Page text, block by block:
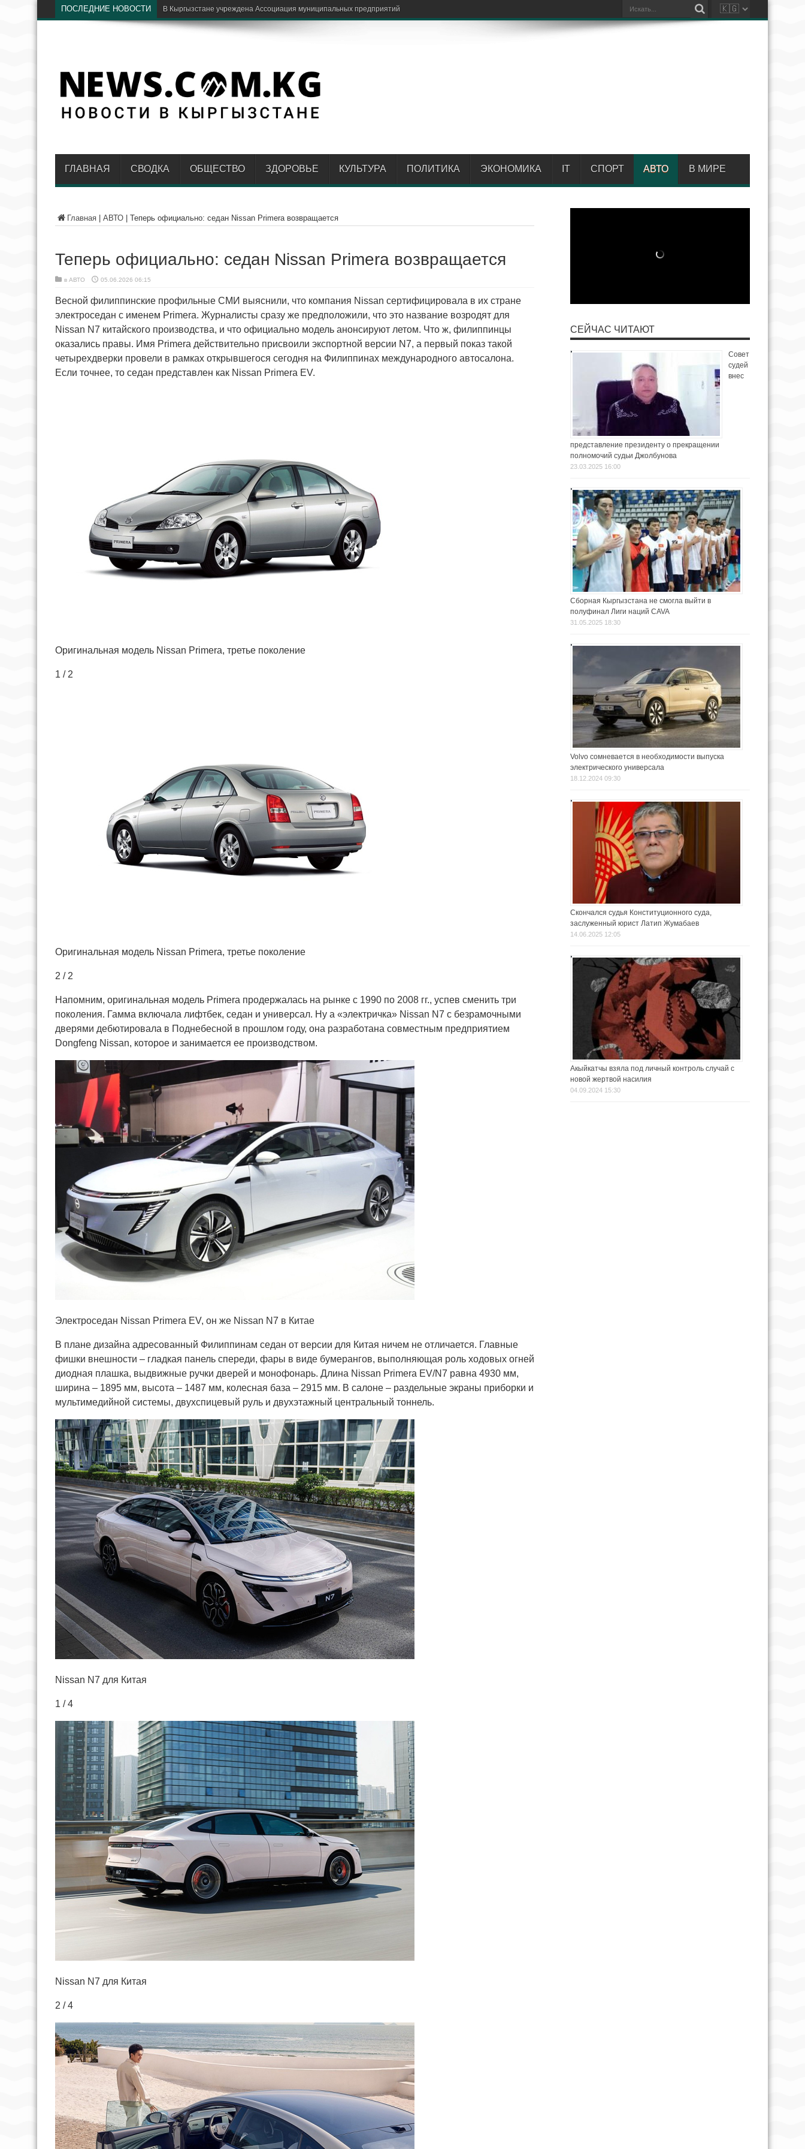
ПОСЛЕДНИЕ НОВОСТИ Бишкекские хирурги спасли годовалого ре
ГЛАВНАЯ СВОДКА ОБЩЕСТВО ЗДОРОВЬЕ КУЛЬТУРА ПОЛИТИКА ЭКОНОМИКА IT СПОРТ АВТО В МИРЕ
Главная АВТО Теперь официально: седан Nissan Primera возвращается
Теперь официально: седан Nissan Primera возвращается
в АВТО 05.06.2026 06:15
Весной филиппинские профильные СМИ выяснили, что компания Nissan сертифицировала в их стране
электроседан с именем Primera. Журналисты сразу же предположили, что это название возродят для
Nissan N7 китайского производства, и что официально модель анонсируют летом. Что ж, филиппинцы
оказались правы. Имя Primera действительно присвоили экспортной версии N7, а первый показ такой
четырехдверки провели в рамках открывшегося сегодня на Филиппинах международного автосалона.
Если точнее, то седан представлен как Nissan Primera EV.
Оригинальная модель Nissan Primera, третье поколение
1 / 2
Оригинальная модель Nissan Primera, третье поколение
2 / 2
Напомним, оригинальная модель Primera продержалась на рынке с 1990 по 2008 гг., успев сменить три
поколения. Гамма включала лифтбек, седан и универсал. Ну а «электричка» Nissan N7 с безрамочными
дверями дебютировала в Поднебесной в прошлом году, она разработана совместным предприятием
Dongfeng Nissan, которое и занимается ее производством.
Электроседан Nissan Primera EV, он же Nissan N7 в Китае
В плане дизайна адресованный Филиппинам седан от версии для Китая ничем не отличается. Главные
фишки внешности – гладкая панель спереди, фары в виде бумерангов, выполняющая роль ходовых огней
диодная плашка, выдвижные ручки дверей и монофонарь. Длина Nissan Primera EV/N7 равна 4930 мм,
ширина – 1895 мм, высота – 1487 мм, колесная база – 2915 мм. В салоне – раздельные экраны приборки и
мультимедийной системы, двухспицевый руль и двухэтажный центральный тоннель.
Nissan N7 для Китая
1 / 4
Nissan N7 для Китая
2 / 4
СЕЙЧАС ЧИТАЮТ
Совет
судей
внес
представление президенту о прекращении
полномочий судьи Джолбунова
23.03.2025 16:00
Сборная Кыргызстана не смогла выйти в
полуфинал Лиги наций CAVA
31.05.2025 18:30
Volvo сомневается в необходимости выпуска
электрического универсала
18.12.2024 09:30
Скончался судья Конституционного суда,
заслуженный юрист Латип Жумабаев
14.06.2025 12:05
Акыйкатчы взяла под личный контроль случай с
новой жертвой насилия
04.09.2024 15:30